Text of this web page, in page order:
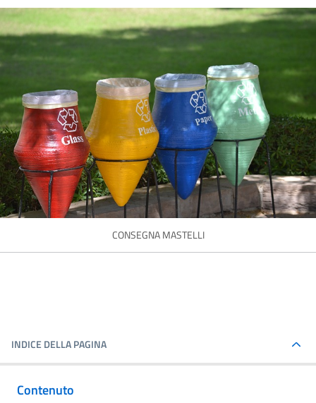
CONSEGNA MASTELLI
INDICE DELLA PAGINA
Contenuto